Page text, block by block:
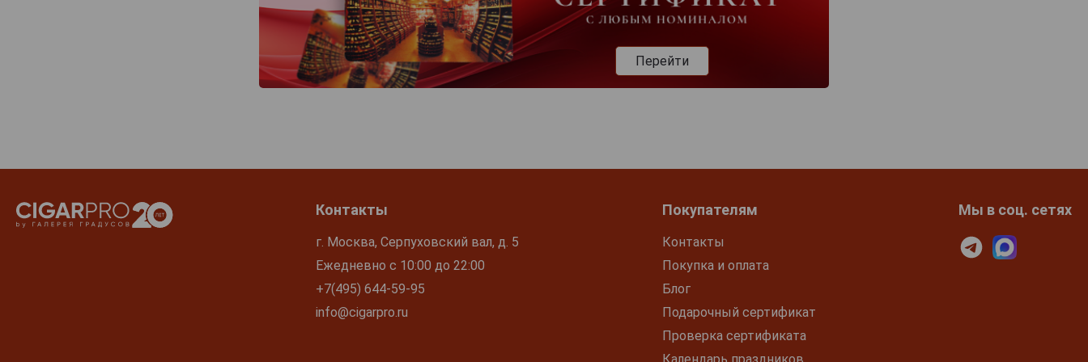
Перейти
Контакты
г. Москва, Серпуховский вал, д. 5
Ежедневно с 10:00 до 22:00
+7(495) 644-59-95
info@cigarpro.ru
Покупателям
Контакты
Покупка и оплата
Блог
Подарочный сертификат
Проверка сертификата
Календарь праздников
Мы в соц. сетях